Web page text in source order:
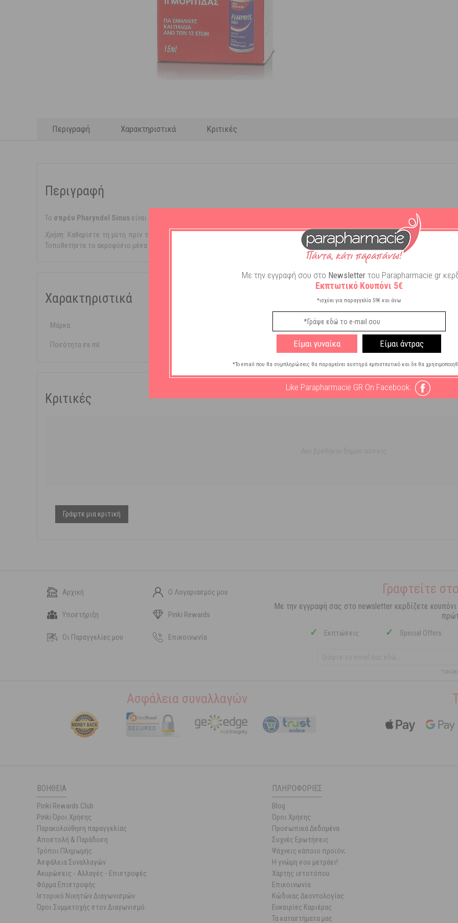
Περιγραφή Χαρακτηριστικά Κριτικές
Περιγραφή
Το σπρέυ Pharyndol Sinus είναι 100% των συμπτωμάτων τηςιγμορίτιδας
Χρήση: Καθαρίστε τη μύτη πρίν την χρήση. Ανακινήστε καλά τον περιέκτη. Αφαιρέστε το προστατευτικό κάλλυμα. Ψεκάστε
Τοποθετήστε το ακροφύσιο μέσα στο ρουθούνι. Ψεκάστε 2-3 φορές σε κάθε ρουθούνι 2-3 φορές την ημέρα, μέχρι την αποδρομή των
Χαρακτηριστικά
Μάρκα:
Ποσότητα σε ml:
Κριτικές
Γράψτε μια κριτική
Αρχική Ο Λογαριασμός μου
Υποστήριξη Pinki Rewards
Οι Παραγγελίες μου Επικοινωνία
Γραφτείτε
Με την εγγραφή σας στο newsletter κερδίζετε
✓ Εκπτώσεις ✓ Special Offers
Ασφάλεια συναλλαγών
ΒΟΉΘΕΙΑ
Pinki Rewards Club
Pinki Όροι Χρήσης
Παρακολούθηση παραγγελίας
Αποστολή & Παράδοση
Τρόποι Πληρωμής
Ασφάλεια Συναλλαγών
Ακυρώσεις - Αλλαγές - Επιστροφές
Φόρμα Επιστροφής
Ιστορικό Νικητών Διαγωνισμών
Όροι Συμμετοχής στον Διαγωνισμό
ΠΛΗΡΟΦΟΡΊΕΣ
Blog
Όροι Χρήσης
Προσωπικά Δεδομένα
Συχνές Ερωτήσεις
Ψάχνεις κάποιο προϊόν;
Η γνώμη σου μετράει!
Χάρτης ιστοτόπου
Επικοινωνία
Κώδικας Δεοντολογίας
Ευκαιρίες Καριέρας
Τα καταστήματα μας
Με την εγγραφή σου στο Newsletter του Parapharmacie.gr
Εκπτωτικό Κουπόνι 5€
*ισχύει για παραγγελία 59€ και άνω
Είμαι γυναίκα Είμαι άντρας
*Το email που θα συμπληρώσεις θα παραμείνει αυστηρά εμπιστευτικό και δε θα
Like Parapharmacie GR On Facebook: